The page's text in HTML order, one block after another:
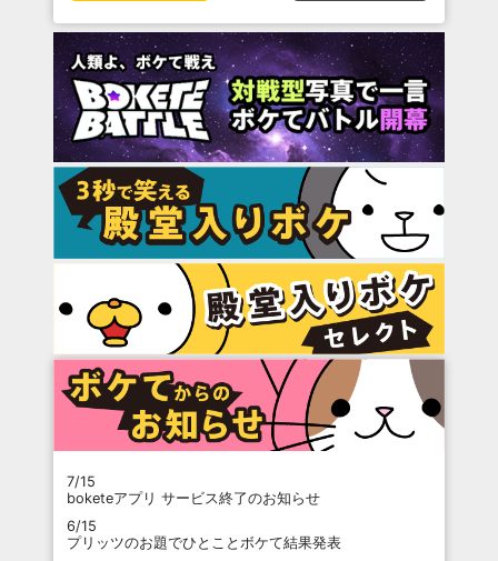
7/15
boketeアプリ サービス終了のお知らせ
6/15
プリッツのお題でひとことボケて結果発表